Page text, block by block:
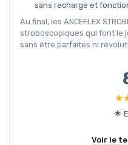
sans recharge et
Au final, les ANCEFLEX
stroboscopiques qui font le
sans être parfaites ni
🌟
Voir le